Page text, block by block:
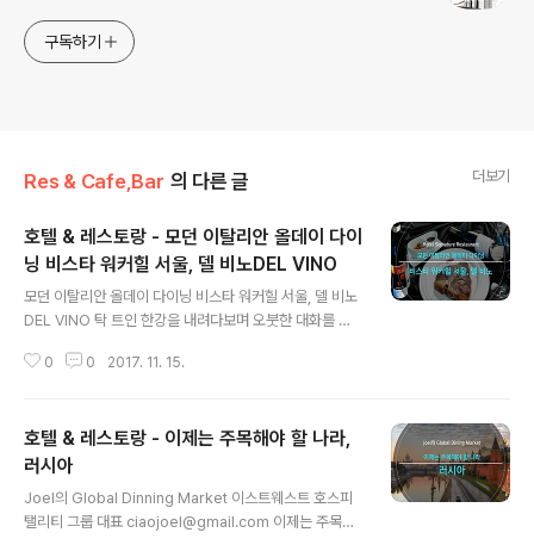
구독하기
Res & Cafe,Bar 의 다른 글 더보기
호텔 & 레스토랑 - 모던 이탈리안 올데이 다이
닝 비스타 워커힐 서울, 델 비노DEL VINO
모던 이탈리안 올데이 다이닝 비스타 워커힐 서울, 델 비노
DEL VINO 탁 트인 한강을 내려다보며 오붓한 대화를 나
비스타 워커힐 서울로 재탄생하며 기존 올데이 다이닝 ‘키
풀고 잠시 몸을 기대도 좋다. 그랜드 워커힐 서울에서 명성
을 잇던 델 비노가 비스타 워커힐 서울로 새 둥지를 틀었기
때문이다. 탁 트인 오픈주방에서 볼 수 있는 셰프의 화려한
스킬과 실키한 와인의 감촉이 부드러운 선율처럼 흐르는
곳. 정통 이탈리안 음식과 300여 종의 와인, 여기에 더해
0 0 2017. 11. 15.
호텔 & 레스토랑 - 이제는 주목해야 할 나라,
러시아
Joel의 Global Dinning Market 이스트웨스트 호스피
탤리티 그룹 대표 ciaojoel@gmail.com 이제는 주목해